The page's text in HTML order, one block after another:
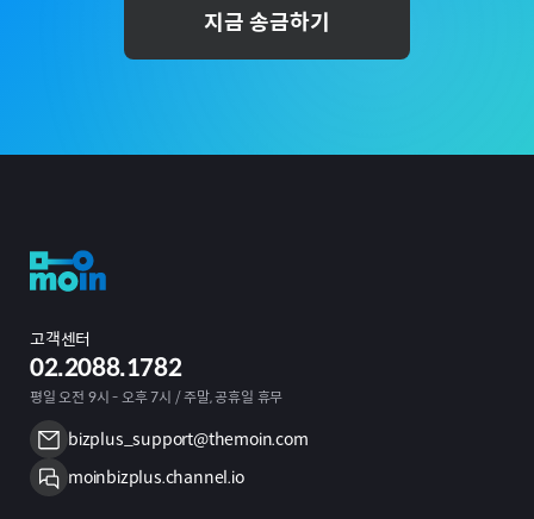
지금 송금하기
고객센터
02.2088.1782
평일 오전 9시 - 오후 7시 / 주말, 공휴일 휴무
bizplus_support@themoin.com
moinbizplus.channel.io